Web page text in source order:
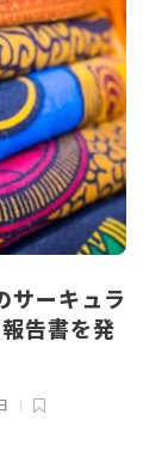
サーキュラ
告書を発